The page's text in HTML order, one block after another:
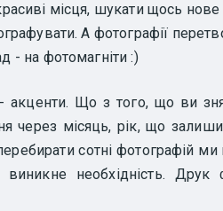
місця, шукати щось нове
А фотографії
- на фотомагніти :)
акценти. Що з того, що ви
через місяць, рік, що
сотні фотографій
виникне необхідність. Друк